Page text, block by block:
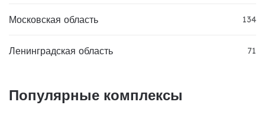
Московская область 134
Ленинградская область 71
Популярные комплексы